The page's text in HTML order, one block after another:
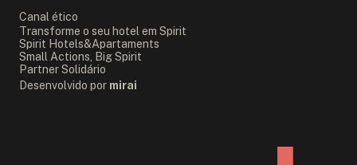
Canal ético
Transforme o seu hotel em Spirit
Spirit Hotels&Apartaments
Small Actions, Big Spirit
Partner Solidário
Desenvolvido por mirai